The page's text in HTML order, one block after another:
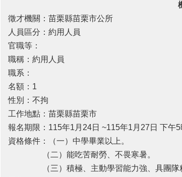
徵才機關：苗栗縣苗栗市公所
人員區分：約用人員
官職等：
職稱：約用人員
職系：
名額：1
性別：不拘
工作地點：苗栗縣苗栗市
報名期限：115年1月24日 ~115年1月27日 下午5
資格條件：（一）中學畢業以上。
（二）能吃苦耐勞、不畏寒暑。
（三）積極、主動學習能力強、具團隊